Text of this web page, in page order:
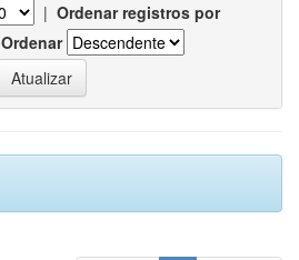
| Ordenar registros por
Ordenar